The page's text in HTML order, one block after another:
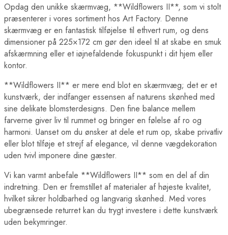
Opdag den unikke skærmvæg, **Wildflowers II**, som vi stolt
præsenterer i vores sortiment hos Art Factory. Denne
skærmvæg er en fantastisk tilføjelse til ethvert rum, og dens
dimensioner på 225×172 cm gør den ideel til at skabe en smuk
afskærmning eller et iøjnefaldende fokuspunkt i dit hjem eller
kontor.
**Wildflowers II** er mere end blot en skærmvæg; det er et
kunstværk, der indfanger essensen af naturens skønhed med
sine delikate blomsterdesigns. Den fine balance mellem
farverne giver liv til rummet og bringer en følelse af ro og
harmoni. Uanset om du ønsker at dele et rum op, skabe privatliv
eller blot tilføje et strejf af elegance, vil denne vægdekoration
uden tvivl imponere dine gæster.
Vi kan varmt anbefale **Wildflowers II** som en del af din
indretning. Den er fremstillet af materialer af højeste kvalitet,
hvilket sikrer holdbarhed og langvarig skønhed. Med vores
ubegrænsede returret kan du trygt investere i dette kunstværk
uden bekymringer.